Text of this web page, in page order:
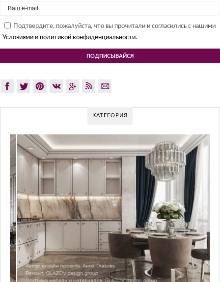
Подтвердите, пожалуйста, что вы прочитали и согласились с нашими
Условиями и политикой конфиденциальности.
КАТЕГОРИЯ